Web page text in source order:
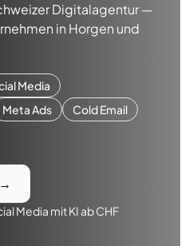
Digitalagentur —
in Horgen und
Media
Meta Ads
Cold Email
Media mit KI ab CHF